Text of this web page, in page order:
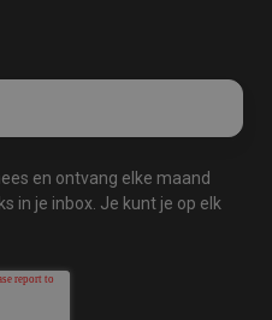
en ontvang elke maand
in je inbox. Je kunt je op elk